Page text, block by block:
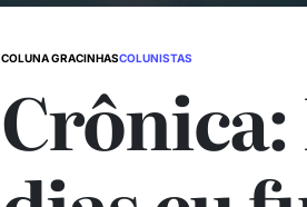
COLUNA GRACINHASCOLUNISTAS
Crônica: